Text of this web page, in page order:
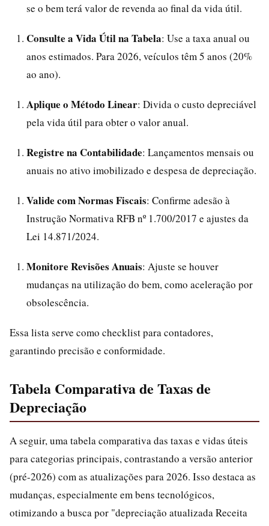
se o bem terá valor de revenda ao final da vida útil.
Consulte a Vida Útil na Tabela: Use a taxa anual ou
anos estimados. Para 2026, veículos têm 5 anos (20%
ao ano).
Aplique o Método Linear: Divida o custo depreciável
pela vida útil para obter o valor anual.
Registre na Contabilidade: Lançamentos mensais ou
anuais no ativo imobilizado e despesa de depreciação.
Valide com Normas Fiscais: Confirme adesão à
Instrução Normativa RFB nº 1.700/2017 e ajustes da
Lei 14.871/2024.
Monitore Revisões Anuais: Ajuste se houver
mudanças na utilização do bem, como aceleração por
obsolescência.
Essa lista serve como checklist para contadores,
garantindo precisão e conformidade.
Tabela Comparativa de Taxas de
Depreciação
A seguir, uma tabela comparativa das taxas e vidas úteis
para categorias principais, contrastando a versão anterior
(pré-2026) com as atualizações para 2026. Isso destaca as
mudanças, especialmente em bens tecnológicos,
otimizando a busca por "depreciação atualizada Receita